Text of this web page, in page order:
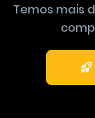
Temos mais